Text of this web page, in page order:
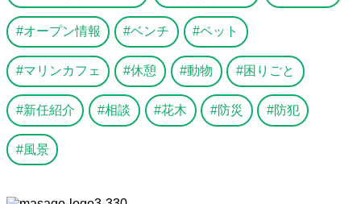
オープン情報 ベンチ ペット
マリンカフェ 休憩 動物 困りごと
新任紹介 相談 花木 防災 防犯
風景